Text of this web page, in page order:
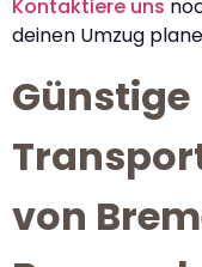
Kontaktiere uns
deinen Umzug
Günstige
von